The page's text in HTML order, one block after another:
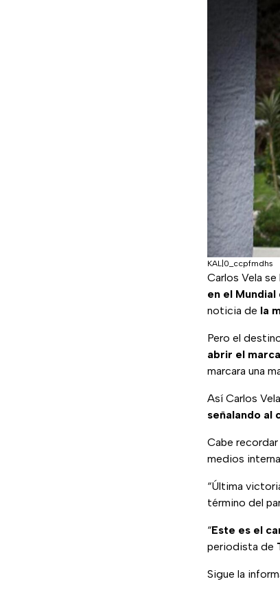
KAL|0_ccpfmdhs
Carlos Vela
en el Mundial
noticia de la
Pero el
abrir el
marcara una
Así Carlos Vela
señalando al
Cabe
medios
“Última
término del
“Este es el
periodista de
Sigue la